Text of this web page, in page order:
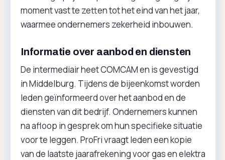
moment vast te zetten tot het eind van het jaar,
waarmee ondernemers zekerheid inbouwen.
Informatie over aanbod en diensten
De intermediair heet COMCAM en is gevestigd
in Middelburg. Tijdens de bijeenkomst worden
leden geïnformeerd over het aanbod en de
diensten van dit bedrijf. Ondernemers kunnen
na afloop in gesprek om hun specifieke situatie
voor te leggen. ProFri vraagt leden een kopie
van de laatste jaarafrekening voor gas en elektra